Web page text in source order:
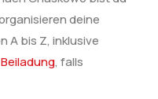
deine
A bis Z, inklusive
Beiladung, falls